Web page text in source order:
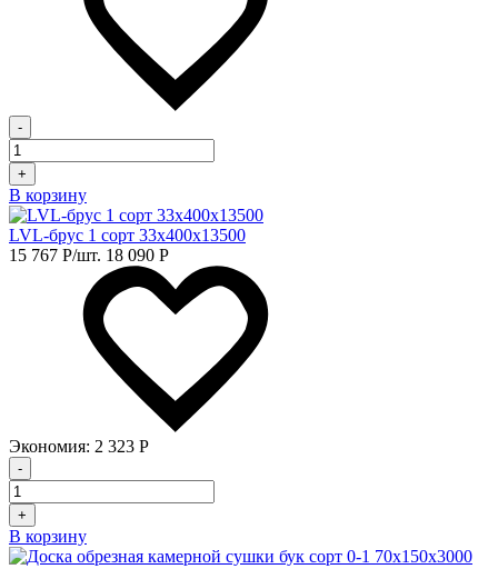
-
+
В корзину
LVL-брус 1 сорт 33х400х13500
15 767 Р/шт. 18 090 Р
Экономия: 2 323 Р
-
+
В корзину